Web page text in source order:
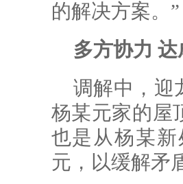
的解决方案。”
多方协力
调解中，迎
杨某元家的屋
也是从杨某
元，以缓解矛